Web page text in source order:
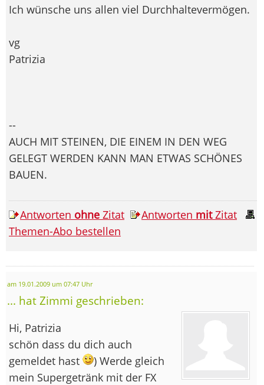
Ich wünsche uns allen viel Durchhaltevermögen.
vg
Patrizia
--
AUCH MIT STEINEN, DIE EINEM IN DEN WEG
GELEGT WERDEN KANN MAN ETWAS SCHÖNES
BAUEN.
Antworten ohne Zitat Antworten mitZitat
Themen-Abo bestellen
am 19.01.2009 um 07:47 Uhr
... hat Zimmi geschrieben:
Hi, Patrizia
schön dass du dich auch
gemeldet hast
) Werde gleich
mein Supergetränk mit der FX